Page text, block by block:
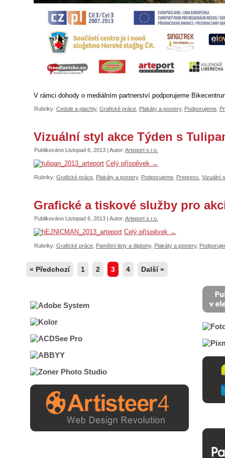
V rámci dohody o mediálním partnerství podporujeme
Rubriky: Cedule a plachty, Grafické práce Plakáty a postery, Podporujeme
Vizuální styl akce Týden s
Publikováno Listopad 6, 2013 | Autor: Arteport s.r.o.
Celý příspěvek →
Rubriky: Grafické práce Plakáty a postery, Podporujeme Prepress Vizuální
Grafické a tiskové služby pro
Publikováno Listopad 6, 2013 | Autor: Arteport s.r.o.
Celý příspěvek →
Rubriky: Grafické práce Pamětní listy a diplomy, Plakáty a postery,
« Předchozí 1 2 3 4 Další »